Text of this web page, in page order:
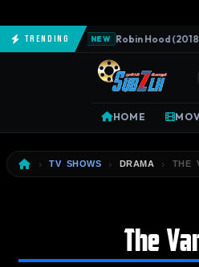
Trending NEW Robin Hood (2018)
HOME
TV SHOWS DRAMA THE
The